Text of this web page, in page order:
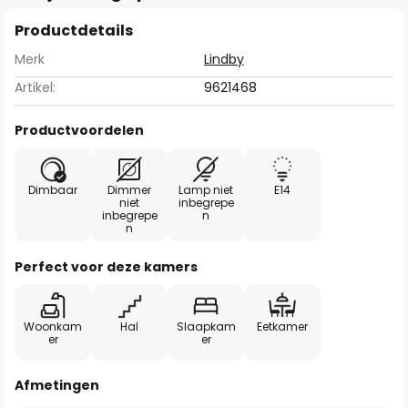
Productdetails
Merk
Lindby
Artikel:
9621468
Productvoordelen
Dimbaar
Dimmer
niet
inbegrepe
n
Lamp niet
inbegrepe
n
E14
Perfect voor deze kamers
Woonkam
er
Hal
Slaapkam
er
Eetkamer
Afmetingen